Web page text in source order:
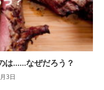
は……なぜだろう？
3日